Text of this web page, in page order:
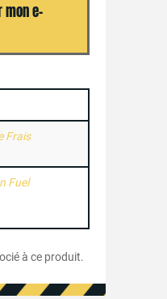
mon e-
Frais
Fuel
à ce produit.